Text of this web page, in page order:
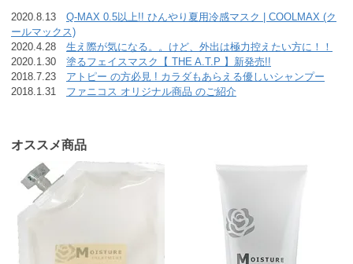
2020.8.13 Q-MAX 0.5以上!! ひんやり夏用冷感マスク | COOLMAX (ク
ールマックス)
2020.4.28 生え際が気になる。。けど、外出は極力控えたい方に！！
2020.1.30 塗るフェイスマスク【 THE A.T.P 】新発売!!
2018.7.23 アトピー の方必見 ! カラダもあらえる優しいシャンプー
2018.1.31 ファニコス オリジナル商品 のご紹介
オススメ商品